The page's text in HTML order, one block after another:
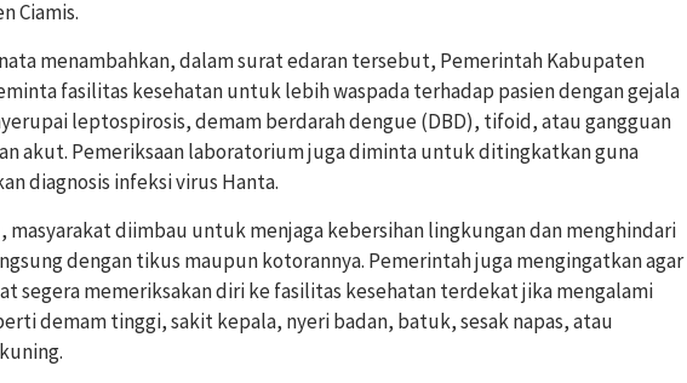
Ciamis.
menambahkan, dalam surat edaran tersebut, Pemerintah Kabupaten
fasilitas kesehatan untuk lebih waspada terhadap pasien dengan gejala
leptospirosis, demam berdarah dengue (DBD), tifoid, atau gangguan
akut. Pemeriksaan laboratorium juga diminta untuk ditingkatkan guna
diagnosis infeksi virus Hanta.
masyarakat diimbau untuk menjaga kebersihan lingkungan dan menghindari
dengan tikus maupun kotorannya. Pemerintah juga mengingatkan agar
segera memeriksakan diri ke fasilitas kesehatan terdekat jika mengalami
demam tinggi, sakit kepala, nyeri badan, batuk, sesak napas, atau